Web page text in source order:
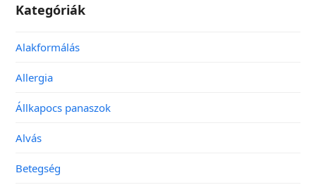
Kategóriák
Alakformálás
Allergia
Állkapocs panaszok
Alvás
Betegség